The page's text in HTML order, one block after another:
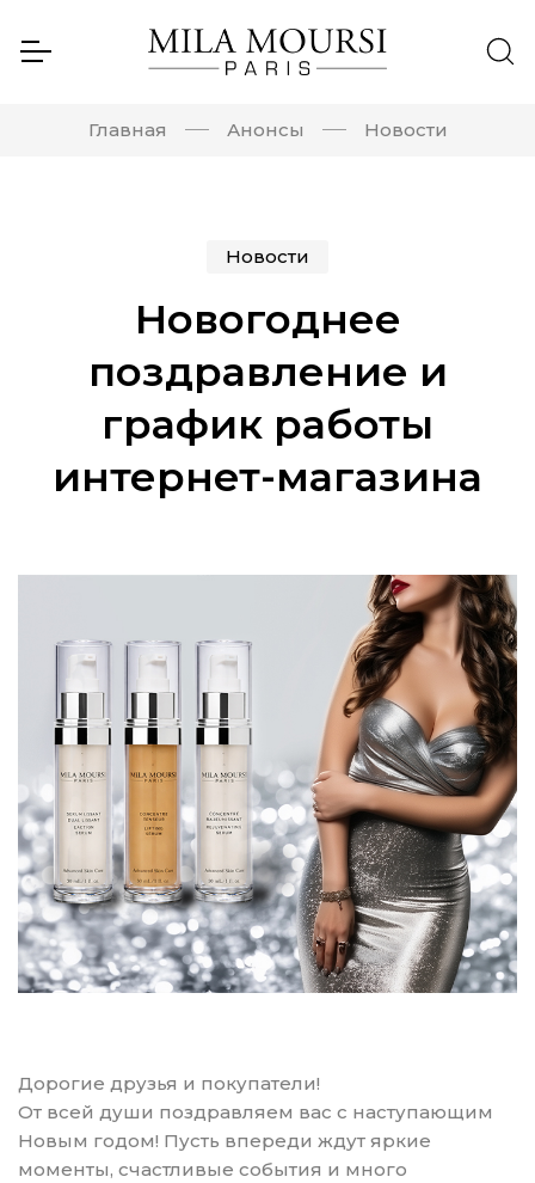
Главная Анонсы Новости
Новости
Новогоднее
поздравление и
график работы
интернет-магазина
Дорогие друзья и покупатели!
От всей души поздравляем вас с наступающим
Новым годом! Пусть впереди ждут яркие
моменты, счастливые события и много